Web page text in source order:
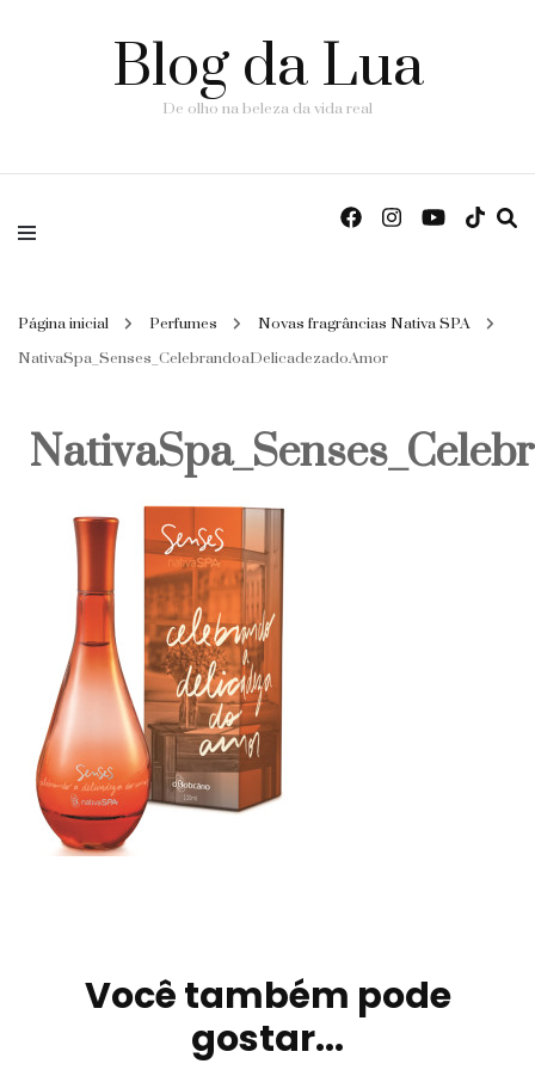
Blog da Lua
De olho na beleza da vida real
Página inicial Perfumes
Novas fragrâncias Nativa SPA
NativaSpa_Senses_CelebrandoaDelicadezadoAmor
Você também pode
gostar...